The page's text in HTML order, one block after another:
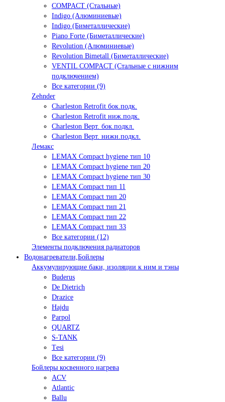
COMPACT (Стальные)
Indigo (Алюминиевые)
Indigo (Биметаллические)
Piano Forte (Биметаллические)
Revolution (Алюминиевые)
Revolution Bimetall (Биметаллические)
VENTIL COMPACT (Стальные с нижним
подключением)
Все категории (9)
Zehnder
Charleston Retrofit бок.подк.
Charleston Retrofit ниж.подк.
Charleston Верт. бок.подкл.
Charleston Верт. нижн.подкл.
Лемакс
LEMAX Compact hygiene тип 10
LEMAX Compact hygiene тип 20
LEMAX Compact hygiene тип 30
LEMAX Compact тип 11
LEMAX Compact тип 20
LEMAX Compact тип 21
LEMAX Compact тип 22
LEMAX Compact тип 33
Все категории (12)
Элементы подключения радиаторов
Водонагреватели,Бойлеры
Аккумулирующие баки, изоляции к ним и тэны
Buderus
De Dietrich
Drazice
Hajdu
Parpol
QUARTZ
S-TANK
Tеsi
Все категории (9)
Бойлеры косвенного нагрева
ACV
Atlantic
Ballu